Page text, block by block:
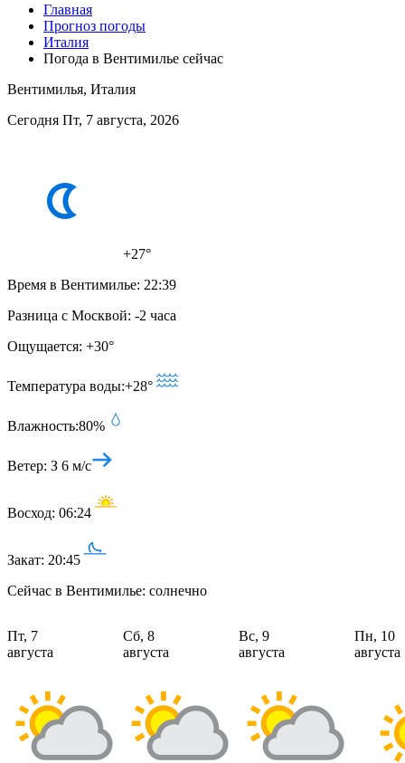
Главная
Прогноз погоды
Италия
Погода в Вентимилье сейчас
Вентимилья, Италия
Сегодня Пт, 7 августа, 2026
+27°
Время в Вентимилье: 22:39
Разница с Москвой: -2 часа
Ощущается: +30°
Температура воды:+28°
Влажность:80%
Ветер: З 6 м/с
Восход: 06:24
Закат: 20:45
Сейчас в Вентимилье: солнечно
Пт, 7
августа
Сб, 8
августа
Вс, 9
августа
Пн, 10
августа